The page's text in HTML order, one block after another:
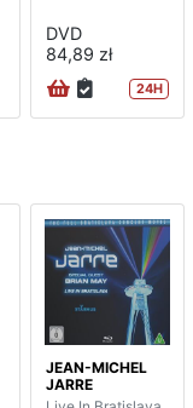
DVD
84,89 zł
24H
JEAN-MICHEL
JARRE